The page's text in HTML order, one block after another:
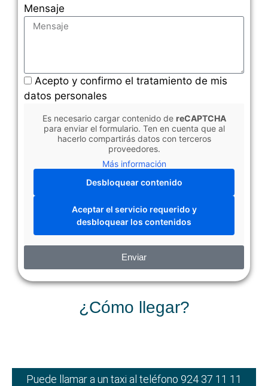
Mensaje
Acepto y confirmo el tratamiento de mis
datos personales
Es necesario cargar contenido de reCAPTCHA
para enviar el formulario. Ten en cuenta que al
hacerlo compartirás datos con terceros
proveedores.
Más información
Desbloquear contenido
Aceptar el servicio requerido y
desbloquear los contenidos
Enviar
¿Cómo llegar?​
Puede llamar a un taxi al teléfono 924 37 11 11